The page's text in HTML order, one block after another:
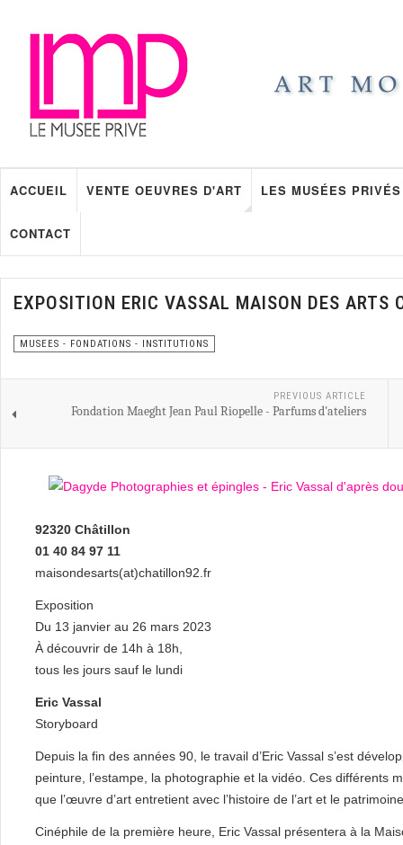
ACCUEIL VENTE OEUVRES D'ART LES MUSÉES PRIVÉS
CONTACT
EXPOSITION ERIC VASSAL MAISON DES ARTS
MUSEES - FONDATIONS - INSTITUTIONS
PREVIOUS ARTICLE
Fondation Maeght Jean Paul Riopelle - Parfums d'ateliers
92320 Châtillon
01 40 84 97 11
maisondesarts(at)chatillon92.fr
Exposition
Du 13 janvier au 26 mars 2023
À découvrir de 14h à 18h,
tous les jours sauf le lundi
Eric Vassal
Storyboard
Depuis la fin des années 90, le travail d’Eric Vassal s’est
peinture, l’estampe, la photographie et la vidéo. Ces différents
que l’œuvre d’art entretient avec l’histoire de l’art et le
Cinéphile de la première heure, Eric Vassal présentera à la